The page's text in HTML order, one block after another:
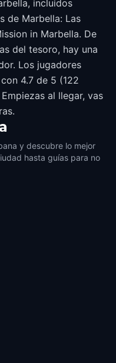
incluidos
de Marbella: Las
in Marbella. De
del tesoro, hay una
Los jugadores
4.7 de 5 (122
al llegar, vas
y descubre lo mejor
hasta guías para no